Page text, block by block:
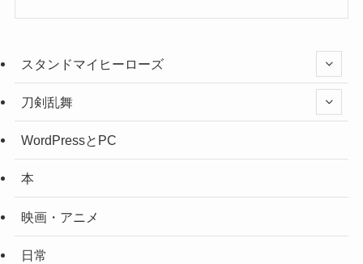
スタンドマイヒーローズ
刀剣乱舞
WordPressとPC
本
映画・アニメ
日常